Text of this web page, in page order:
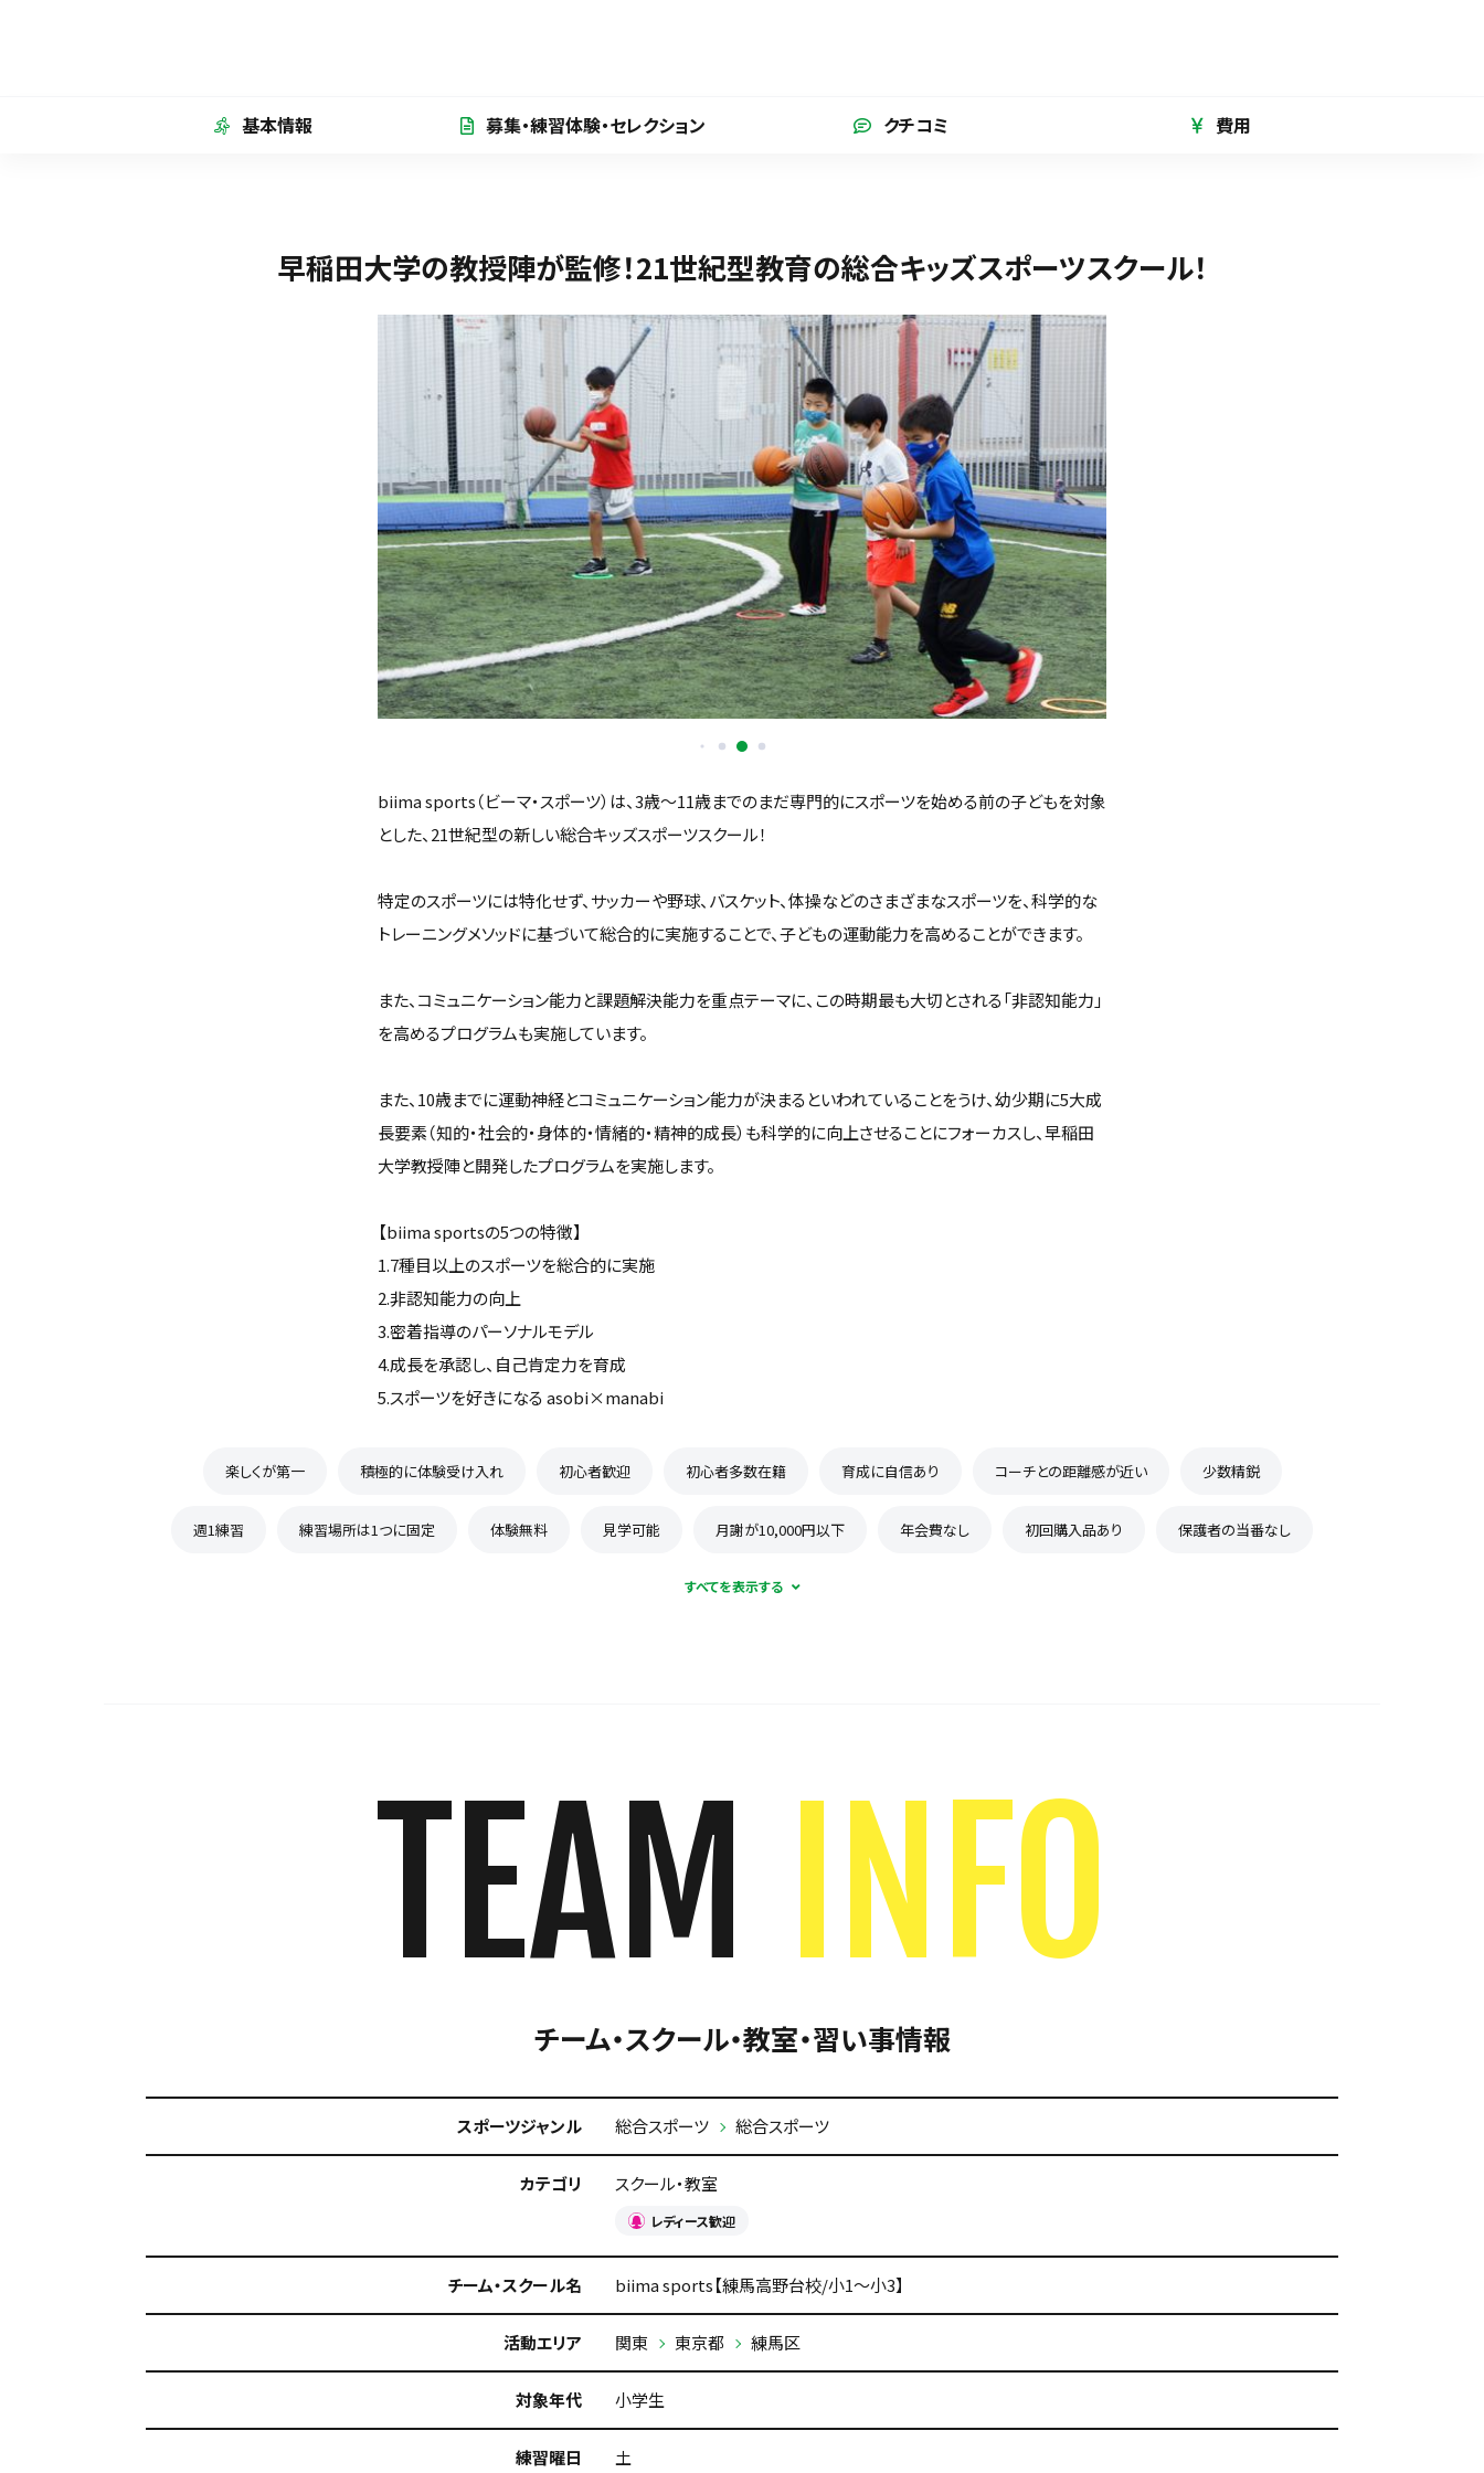
基本情報 募集・練習体験・セレクション クチコミ 費用
早稲田大学の教授陣が監修！21世紀型教育の総合キッズスポーツスクール！
biima sports（ビーマ・スポーツ）は、3歳〜11歳までのまだ専門的にスポーツを始める前の子どもを対象
とした、21世紀型の新しい総合キッズスポーツスクール！
特定のスポーツには特化せず、サッカーや野球、バスケット、体操などのさまざまなスポーツを、科学的な
トレーニングメソッドに基づいて総合的に実施することで、子どもの運動能力を高めることができます。
また、コミュニケーション能力と課題解決能力を重点テーマに、この時期最も大切とされる「非認知能力」
を高めるプログラムも実施しています。
また、10歳までに運動神経とコミュニケーション能力が決まるといわれていることをうけ、幼少期に5大成
長要素（知的・社会的・身体的・情緒的・精神的成長）も科学的に向上させることにフォーカスし、早稲田
大学教授陣と開発したプログラムを実施します。
【biima sportsの5つの特徴】
1.7種目以上のスポーツを総合的に実施
2.非認知能力の向上
3.密着指導のパーソナルモデル
4.成長を承認し、自己肯定力を育成
5.スポーツを好きになる asobi×manabi
楽しくが第一 積極的に体験受け入れ 初心者歓迎 初心者多数在籍 育成に自信あり コーチとの距離感が近い 少数精鋭
週1練習 練習場所は1つに固定 体験無料 見学可能 月謝が10,000円以下 年会費なし 初回購入品あり 保護者の当番なし
TEAM INFO
チーム・スクール・教室・習い事情報
スポーツジャンル 総合スポーツ 総合スポーツ
カテゴリ スクール・教室
レディース歓迎
チーム・スクール名 biima sports【練馬高野台校/小1〜小3】
活動エリア 関東 東京都 練馬区
対象年代 小学生
練習曜日 土